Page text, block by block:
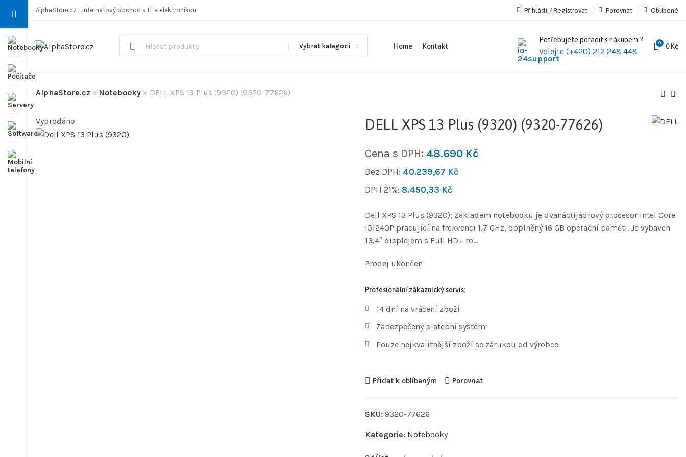
AlphaStore.cz - internetový obchod s IT a elektronikou Přihlásit / Registrovat Porovnat Oblíbené
Vybrat kategorii Home Kontakt
Potřebujete poradit s nákupem ?
Volejte (+420) 212 248 448
0 0 Kč
AlphaStore.cz » Notebooky » DELL XPS 13 Plus (9320) (9320-77626)
Vyprodáno DELL XPS 13 Plus (9320) (9320-77626)
Cena s DPH: 48.690 Kč
Bez DPH: 40.239,67 Kč
DPH 21%: 8.450,33 Kč
Dell XPS 13 Plus (9320); Základem notebooku je dvanáctijádrový procesor Intel Core
i51240P pracující na frekvenci 1,7 GHz, doplněný 16 GB operační paměti. Je vybaven
13,4″ displejem s Full HD+ ro…
Prodej ukončen
Profesionální zákaznický servis:
14 dní na vrácení zboží
Zabezpečený platební systém
Pouze nejkvalitnější zboží se zárukou od výrobce
Přidat k oblíbeným Porovnat
SKU: 9320-77626
Kategorie: Notebooky